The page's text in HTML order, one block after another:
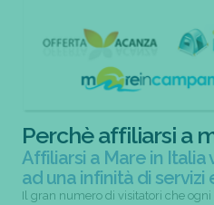
Perchè affiliarsi a
Affiliarsi a Mare in
ad una infinità di
Il gran numero di visitatori che